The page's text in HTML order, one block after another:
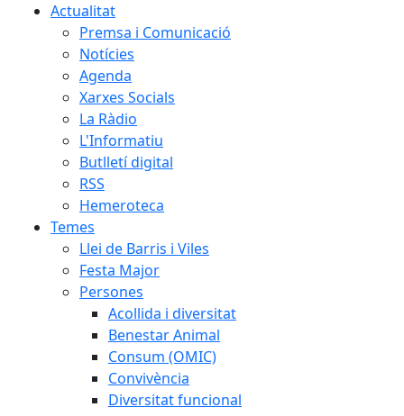
Actualitat
Premsa i Comunicació
Notícies
Agenda
Xarxes Socials
La Ràdio
L'Informatiu
Butlletí digital
RSS
Hemeroteca
Temes
Llei de Barris i Viles
Festa Major
Persones
Acollida i diversitat
Benestar Animal
Consum (OMIC)
Convivència
Diversitat funcional